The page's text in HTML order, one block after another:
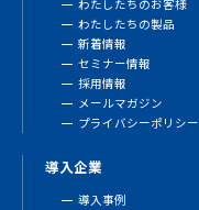
わたしたちのお客様
わたしたちの製品
新着情報
セミナー情報
採用情報
メールマガジン
プライバシーポリシー
導入企業
導入事例